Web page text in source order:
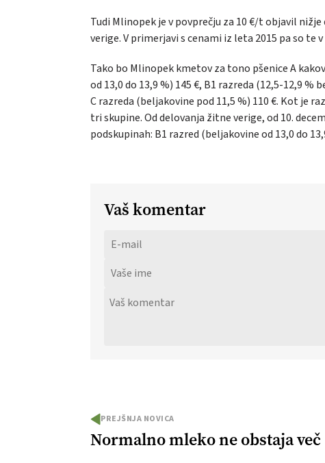
Tudi Mlinopek je v povprečju za 10 €/t objavil
verige. V primerjavi s cenami iz leta 2015 pa so te
Tako bo Mlinopek kmetov za tono pšenice A
od 13,0 do 13,9 %) 145 €, B1 razreda (12,5-12,9
C razreda (beljakovine pod 11,5 %) 110 €. Kot je
tri skupine. Od delovanja žitne verige, od 10.
podskupinah: B1 razred (beljakovine od 13,0 do
Vaš komentar
PREJŠNJA NOVICA
Normalno mleko ne obstaja več